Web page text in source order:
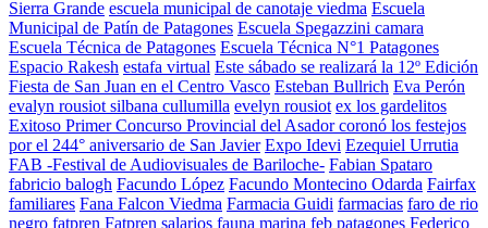
Sierra Grande escuela municipal de canotaje viedma Escuela
Municipal de Patín de Patagones Escuela Spegazzini camara
Escuela Técnica de Patagones Escuela Técnica N°1 Patagones
Espacio Rakesh estafa virtual Este sábado se realizará la 12º Edición
Fiesta de San Juan en el Centro Vasco Esteban Bullrich Eva Perón
evalyn rousiot silbana cullumilla evelyn rousiot ex los gardelitos
Exitoso Primer Concurso Provincial del Asador coronó los festejos
por el 244° aniversario de San Javier Expo Idevi Ezequiel Urrutia
FAB -Festival de Audiovisuales de Bariloche- Fabian Spataro
fabricio balogh Facundo López Facundo Montecino Odarda Fairfax
familiares Fana Falcon Viedma Farmacia Guidi farmacias faro de rio
negro fatpren Fatpren salarios fauna marina feb patagones Federico